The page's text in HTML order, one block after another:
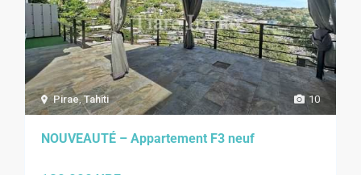
10
Pirae,Tahiti
NOUVEAUTÉ – Appartement F3 neuf